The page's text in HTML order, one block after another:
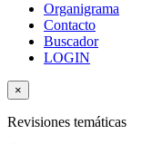
Organigrama
Contacto
Buscador
LOGIN
×
Revisiones temáticas